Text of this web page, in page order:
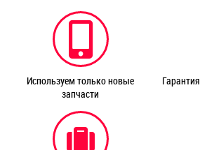
Используем только новые
запчасти